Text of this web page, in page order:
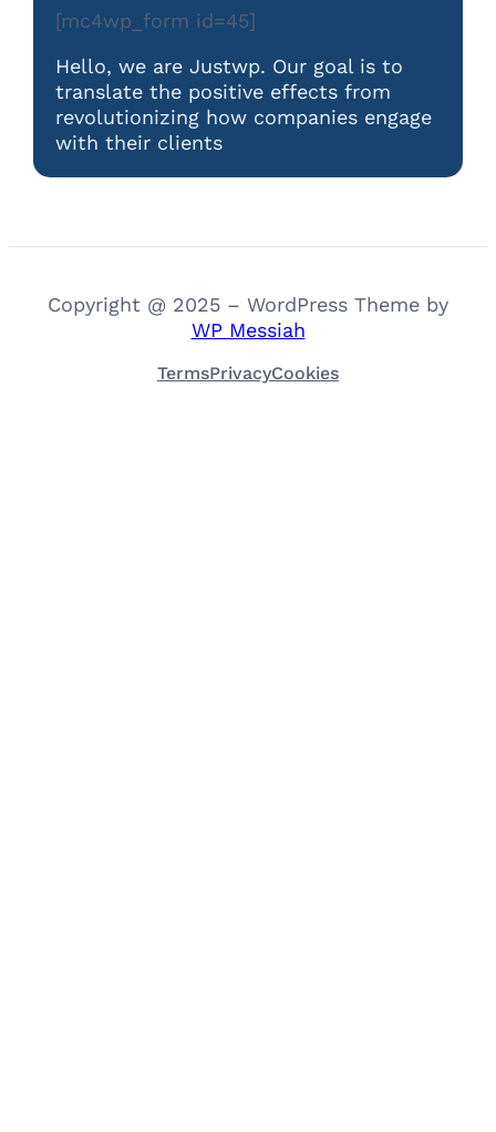
[mc4wp_form id=45]
Hello, we are Justwp. Our goal is to
translate the positive effects from
revolutionizing how companies engage
with their clients
Copyright @ 2025 – WordPress Theme by
WP Messiah
TermsPrivacyCookies